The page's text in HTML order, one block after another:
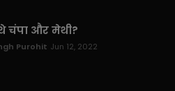
चंपा और मेथी?
Purohit Jun 12, 2022